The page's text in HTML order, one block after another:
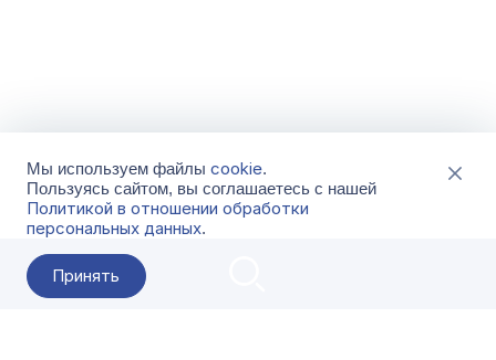
Мы используем файлы cookie.
Пользуясь сайтом, вы соглашаетесь с нашей
Политикой в отношении обработки
персональных данных.
Принять